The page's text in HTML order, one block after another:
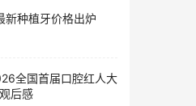
种植牙价格出炉
全国首届口腔红人大
后感